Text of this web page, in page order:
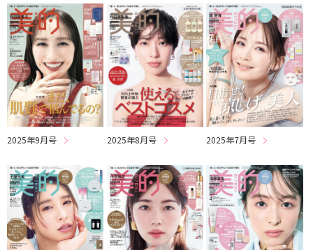
2025年9月号 2025年8月号 2025年7月号